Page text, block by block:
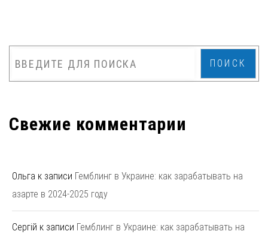
ПОИСК
Свежие комментарии
Ольга к записи Гемблинг в Украине: как зарабатывать на
азарте в 2024-2025 году
Сергій к записи Гемблинг в Украине: как зарабатывать на